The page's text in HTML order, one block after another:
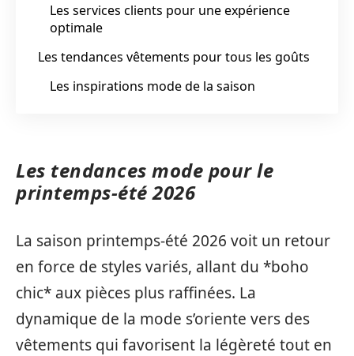
Les services clients pour une expérience
optimale
Les tendances vêtements pour tous les goûts
Les inspirations mode de la saison
Les tendances mode pour le
printemps-été 2026
La saison printemps-été 2026 voit un retour
en force de styles variés, allant du *boho
chic* aux pièces plus raffinées. La
dynamique de la mode s’oriente vers des
vêtements qui favorisent la légèreté tout en